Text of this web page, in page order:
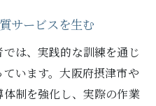
サービスを生む
は、実践的な訓練を通じ
います。大阪府摂津市や
制を強化し、実際の作業